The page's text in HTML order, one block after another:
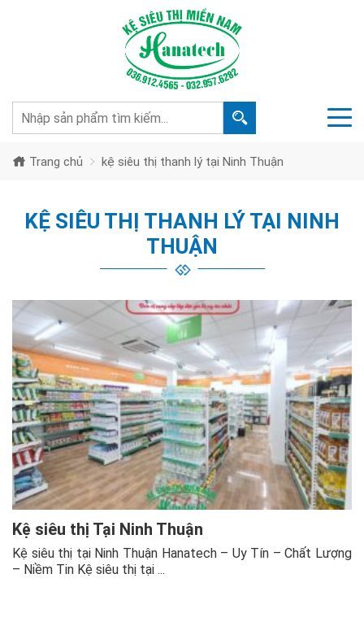
Trang chủ kệ siêu thị thanh lý tại Ninh Thuận
KỆ SIÊU THỊ THANH LÝ TẠI NINH
THUẬN
Kệ siêu thị Tại Ninh Thuận
Kệ siêu thị tại Ninh Thuận Hanatech – Uy Tín – Chất Lượng
– Niềm Tin Kệ siêu thị tại ...